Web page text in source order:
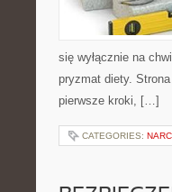
się wyłącznie na
pryzmat diety.
pierwsze kroki, […]
CATEGORIES: